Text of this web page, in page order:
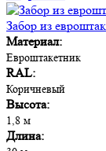
Забор из
Материал:
Евроштакетник
RAL:
Коричневый
Высота:
1,8 м
Длина: